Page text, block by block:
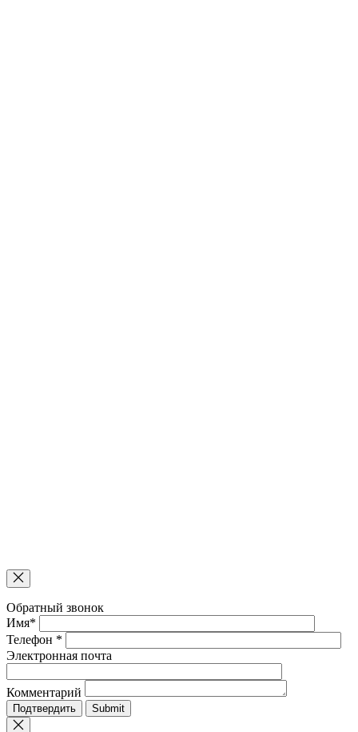
Обратный звонок
Имя*
Телефон *
Электронная почта
Комментарий
Подтвердить